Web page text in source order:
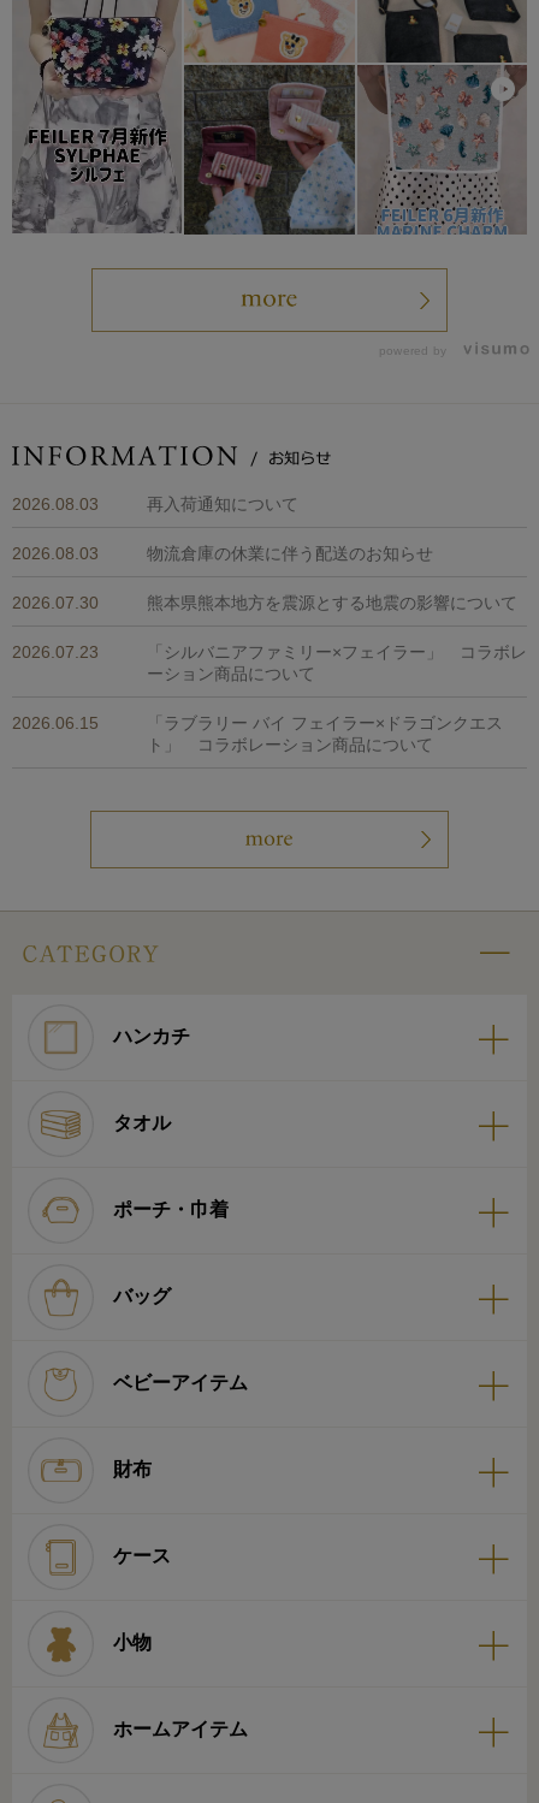
powered by
2026.08.03 再入荷通知について
2026.08.03 物流倉庫の休業に伴う配送のお知らせ
2026.07.30 熊本県熊本地方を震源とする地震の影響について
2026.07.23
「シルバニアファミリー×フェイラー」 コラボレ
ーション商品について
2026.06.15
「ラブラリー バイ フェイラー×ドラゴンクエス
ト」 コラボレーション商品について
ハンカチ
タオル
ポーチ・巾着
バッグ
ベビーアイテム
財布
ケース
小物
ホームアイテム